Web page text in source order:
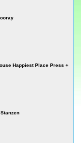
Happiest Place Press +